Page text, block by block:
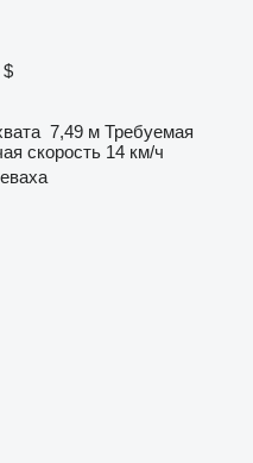
$
7,49 м Требуемая
скорость 14 км/ч